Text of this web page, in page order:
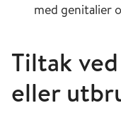
med genitalier
Tiltak
eller